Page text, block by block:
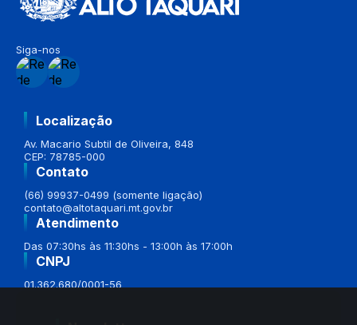
Siga-nos
Localização
Av. Macario Subtil de Oliveira, 848
CEP: 78785-000
Contato
(66) 99937-0499 (somente ligação)
contato@altotaquari.mt.gov.br
Atendimento
Das 07:30hs às 11:30hs - 13:00h às 17:00h
CNPJ
01.362.680/0001-56